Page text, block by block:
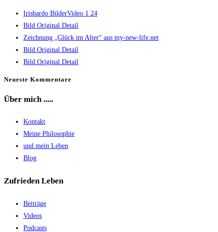
Irisbardo BilderVideo 1 24
Bild Original Detail
Zeichnung „Glück im Alter“ aus my-new-life.net
Bild Original Detail
Bild Original Detail
Neueste Kommentare
Über mich .....
Kontakt
Meine Philosophie
und mein Leben
Blog
Zufrieden Leben
Beiträge
Videos
Podcasts